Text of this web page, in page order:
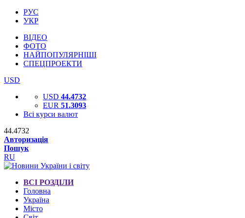
РУС
УКР
ВІДЕО
ФОТО
НАЙПОПУЛЯРНІШІ
СПЕЦПРОЕКТИ
USD
USD 44.4732
EUR 51.3093
Всі курси валют
44.4732
Авторизація
Пошук
RU
ВСІ РОЗДІЛИ
Головна
Україна
Місто